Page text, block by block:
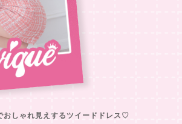
おしゃれ見えするツイードドレス♡